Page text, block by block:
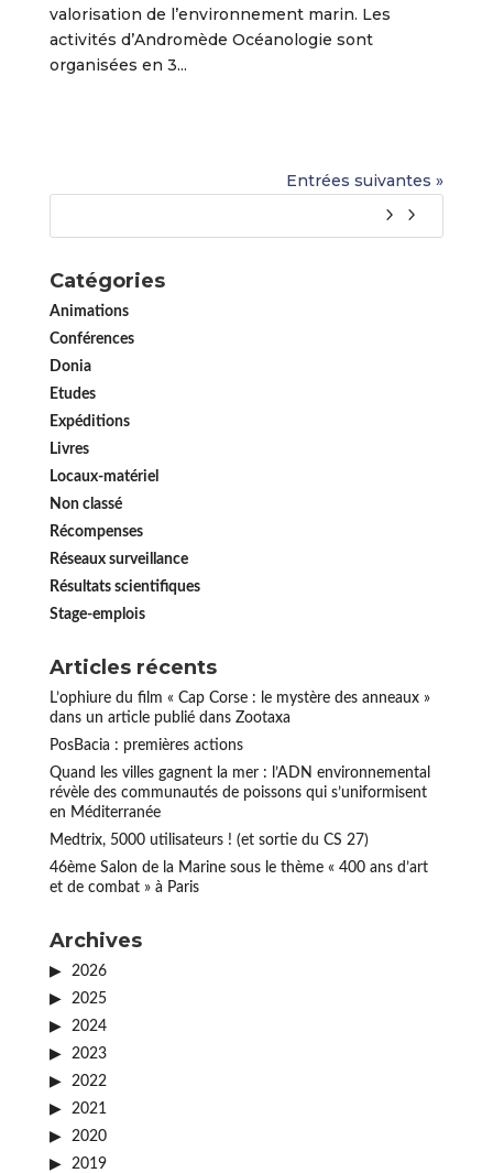
valorisation de l’environnement marin. Les
activités d’Andromède Océanologie sont
organisées en 3...
Entrées suivantes »
Catégories
Animations
Conférences
Donia
Etudes
Expéditions
Livres
Locaux-matériel
Non classé
Récompenses
Réseaux surveillance
Résultats scientifiques
Stage-emplois
Articles récents
L’ophiure du film « Cap Corse : le mystère des anneaux »
dans un article publié dans Zootaxa
PosBacia : premières actions
Quand les villes gagnent la mer : l’ADN environnemental
révèle des communautés de poissons qui s’uniformisent
en Méditerranée
Medtrix, 5000 utilisateurs ! (et sortie du CS 27)
46ème Salon de la Marine sous le thème « 400 ans d’art
et de combat » à Paris
Archives
2026
2025
2024
2023
2022
2021
2020
2019